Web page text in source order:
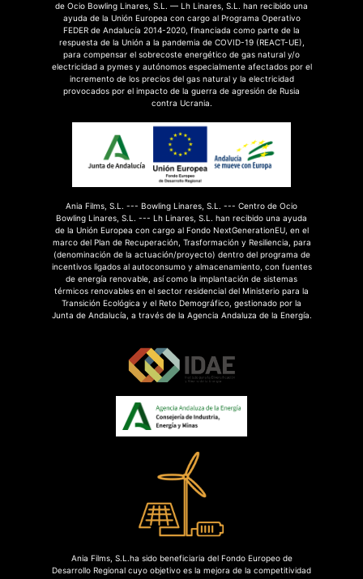
de Ocio Bowling Linares, S.L. — Lh Linares, S.L. han recibido una
ayuda de la Unión Europea con cargo al Programa Operativo
FEDER de Andalucía 2014-2020, financiada como parte de la
respuesta de la Unión a la pandemia de COVID-19 (REACT-UE),
para compensar el sobrecoste energético de gas natural y/o
electricidad a pymes y autónomos especialmente afectados por el
incremento de los precios del gas natural y la electricidad
provocados por el impacto de la guerra de agresión de Rusia
contra Ucrania.
Ania Films, S.L. --- Bowling Linares, S.L. --- Centro de Ocio
Bowling Linares, S.L. --- Lh Linares, S.L. han recibido una ayuda
de la Unión Europea con cargo al Fondo NextGenerationEU, en el
marco del Plan de Recuperación, Trasformación y Resiliencia, para
(denominación de la actuación/proyecto) dentro del programa de
incentivos ligados al autoconsumo y almacenamiento, con fuentes
de energía renovable, así como la implantación de sistemas
térmicos renovables en el sector residencial del Ministerio para la
Transición Ecológica y el Reto Demográfico, gestionado por la
Junta de Andalucía, a través de la Agencia Andaluza de la Energía.
Ania Films, S.L.ha sido beneficiaria del Fondo Europeo de
Desarrollo Regional cuyo objetivo es la mejora de la competitividad